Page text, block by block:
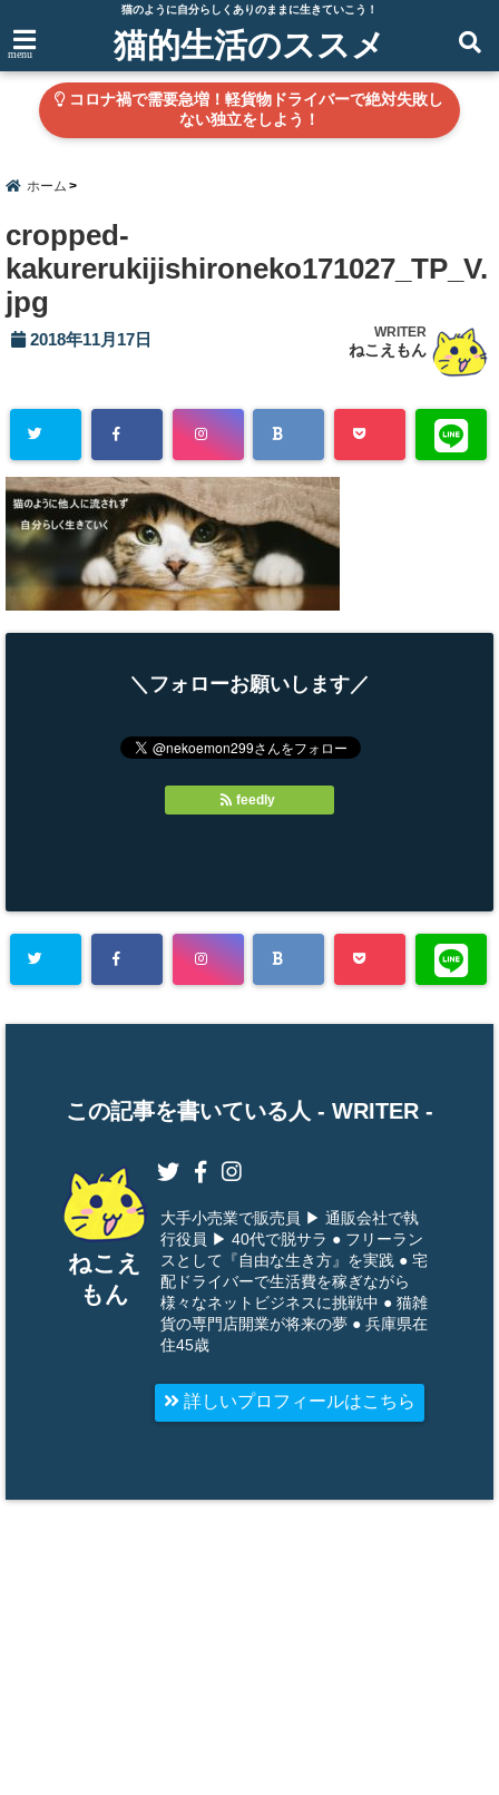
猫のように自分らしくありのままに生きていこう！
menu 猫的生活のススメ
コロナ禍で需要急増！軽貨物ドライバーで絶対失敗し
ない独立をしよう！
ホーム
cropped-
kakurerukijishironeko171027_TP_V.
jpg
2018年11月17日 WRITER
ねこえもん
＼フォローお願いします／
feedly
この記事を書いている人 - WRITER -
ねこえ
もん
大手小売業で販売員 ▶ 通販会社で執
行役員 ▶ 40代で脱サラ ● フリーラン
スとして『自由な生き方』を実践 ● 宅
配ドライバーで生活費を稼ぎながら
様々なネットビジネスに挑戦中 ● 猫雑
貨の専門店開業が将来の夢 ● 兵庫県在
住45歳
詳しいプロフィールはこちら